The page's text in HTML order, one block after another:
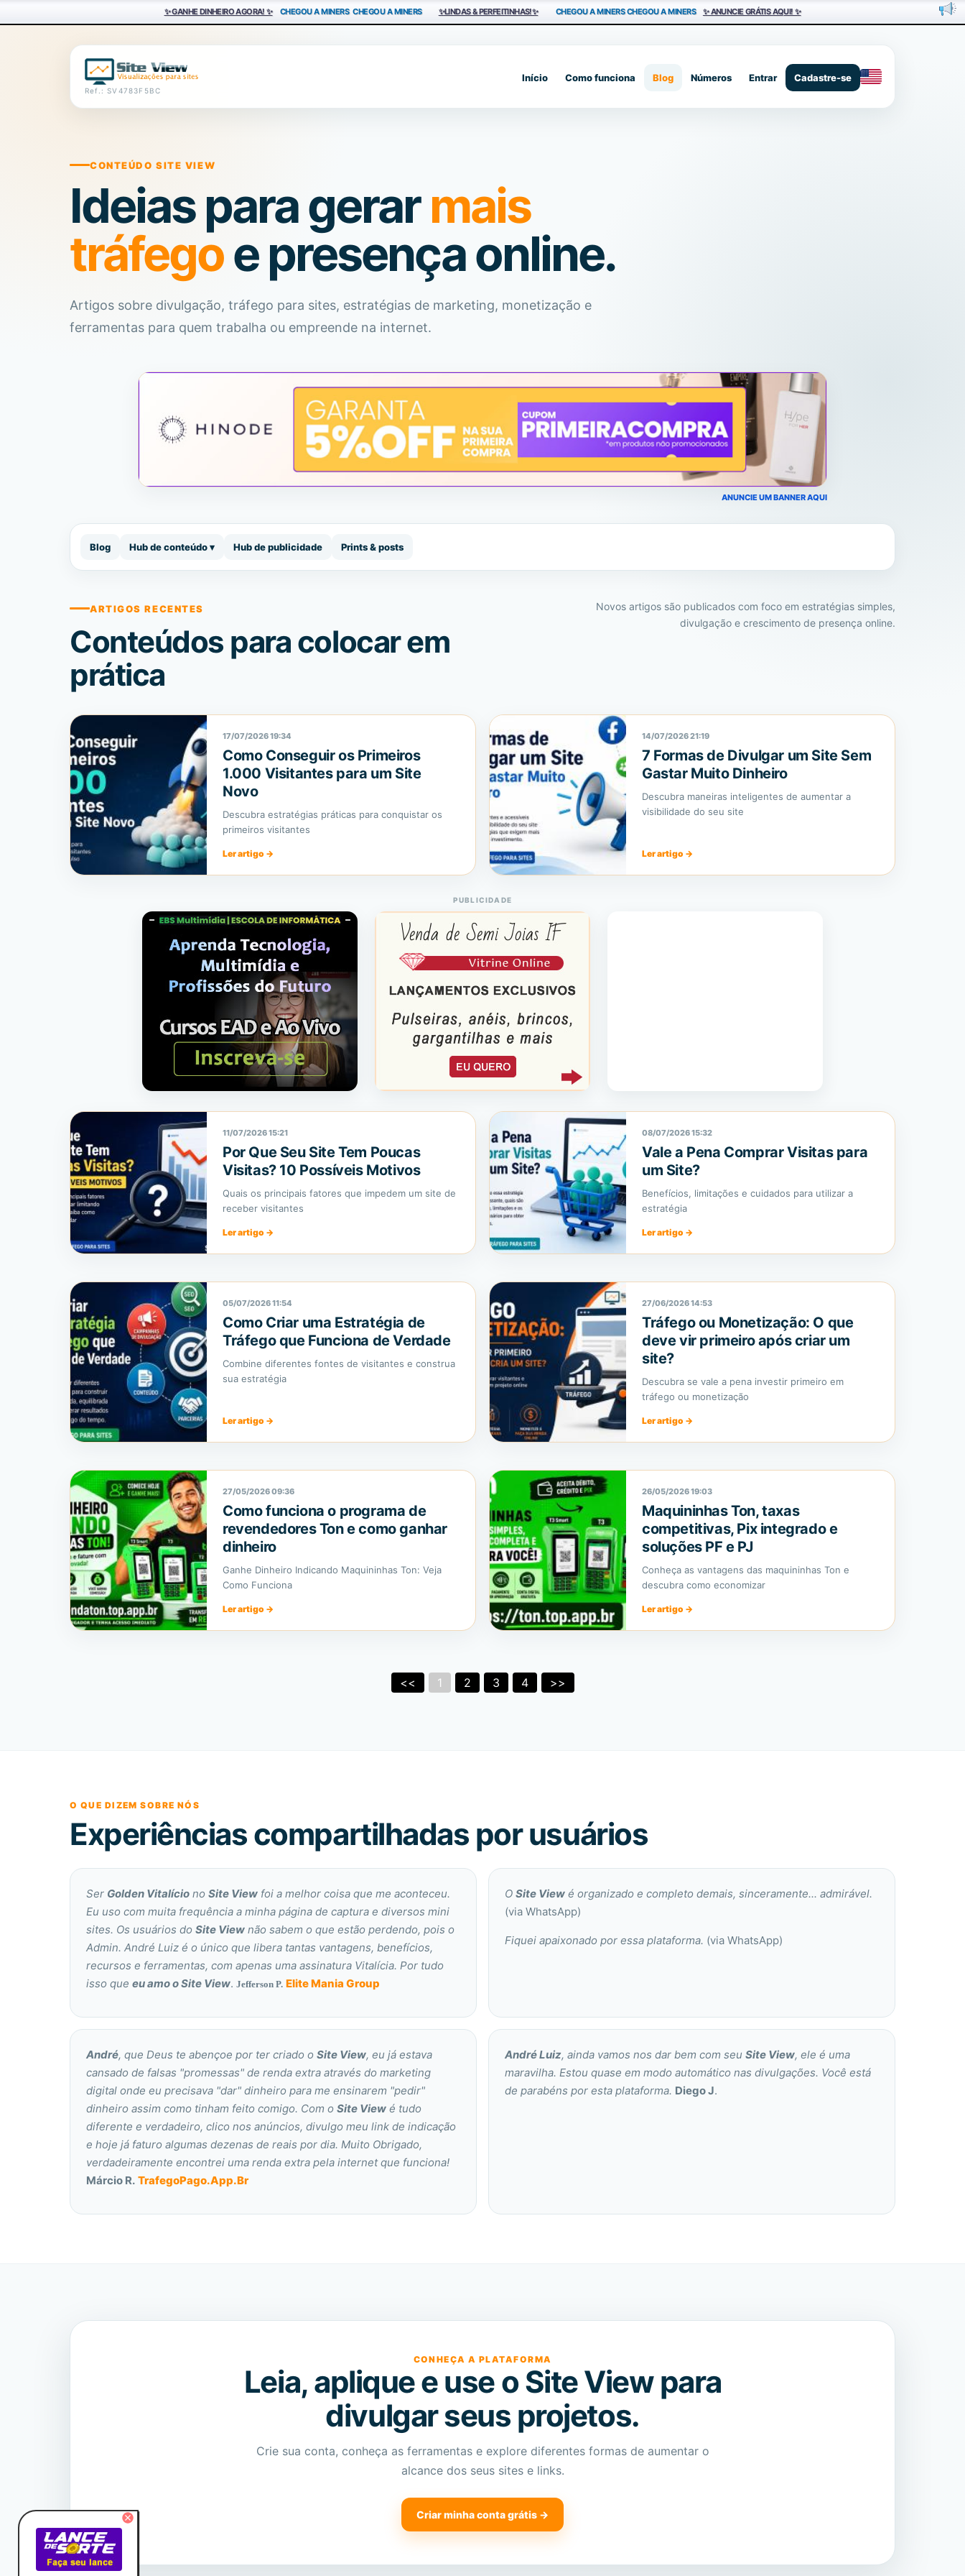
Ref.: SV4783F5BC
Início Como funciona Blog Números Entrar Cadastre-se
CONTEÚDO SITE VIEW
Ideias para gerarmais
tráfegoe presença online.
Artigos sobre divulgação, tráfego para sites, estratégias de marketing, monetização e
ferramentas para quem trabalha ou empreende na internet.
ANUNCIE UM BANNER AQUI
Blog Hub de conteúdo ▾ Hub de publicidade Prints & posts
ARTIGOS RECENTES
Conteúdos para colocar em
prática
Novos artigos são publicados com foco em estratégias simples,
divulgação e crescimento de presença online.
17/07/2026 19:34
Como Conseguir os Primeiros
1.000 Visitantes para um Site
Novo
Descubra estratégias práticas para conquistar os
primeiros visitantes
Ler artigo →
14/07/2026 21:19
7 Formas de Divulgar um Site Sem
Gastar Muito Dinheiro
Descubra maneiras inteligentes de aumentar a
visibilidade do seu site
Ler artigo →
PUBLICIDADE
11/07/2026 15:21
Por Que Seu Site Tem Poucas
Visitas? 10 Possíveis Motivos
Quais os principais fatores que impedem um site de
receber visitantes
Ler artigo →
08/07/2026 15:32
Vale a Pena Comprar Visitas para
um Site?
Benefícios, limitações e cuidados para utilizar a
estratégia
Ler artigo →
05/07/2026 11:54
Como Criar uma Estratégia de
Tráfego que Funciona de Verdade
Combine diferentes fontes de visitantes e construa
sua estratégia
Ler artigo →
27/06/2026 14:53
Tráfego ou Monetização: O que
deve vir primeiro após criar um
site?
Descubra se vale a pena investir primeiro em
tráfego ou monetização
Ler artigo →
27/05/2026 09:36
Como funciona o programa de
revendedores Ton e como ganhar
dinheiro
Ganhe Dinheiro Indicando Maquininhas Ton: Veja
Como Funciona
Ler artigo →
26/05/2026 19:03
Maquininhas Ton, taxas
competitivas, Pix integrado e
soluções PF e PJ
Conheça as vantagens das maquininhas Ton e
descubra como economizar
Ler artigo →
<< 1 2 3 4 >>
O QUE DIZEM SOBRE NÓS
Experiências compartilhadas por usuários
Ser Golden Vitalício no Site View foi a melhor coisa que me aconteceu.
Eu uso com muita frequência a minha página de captura e diversos mini
sites. Os usuários do Site View não sabem o que estão perdendo, pois o
Admin. André Luiz é o único que libera tantas vantagens, benefícios,
recursos e ferramentas, com apenas uma assinatura Vitalícia. Por tudo
isso que eu amo o Site View. Jefferson P. Elite Mania Group
O Site View é organizado e completo demais, sinceramente... admirável.
(via WhatsApp)
Fiquei apaixonado por essa plataforma. (via WhatsApp)
André, que Deus te abençoe por ter criado o Site View, eu já estava
cansado de falsas "promessas" de renda extra através do marketing
digital onde eu precisava "dar" dinheiro para me ensinarem "pedir"
dinheiro assim como tinham feito comigo. Com o Site View é tudo
diferente e verdadeiro, clico nos anúncios, divulgo meu link de indicação
e hoje já faturo algumas dezenas de reais por dia. Muito Obrigado,
verdadeiramente encontrei uma renda extra pela internet que funciona!
Márcio R. TrafegoPago.App.Br
André Luiz, ainda vamos nos dar bem com seu Site View, ele é uma
maravilha. Estou quase em modo automático nas divulgações. Você está
de parabéns por esta plataforma. Diego J.
CONHEÇA A PLATAFORMA
Leia, aplique e use o Site View para
divulgar seus projetos.
Crie sua conta, conheça as ferramentas e explore diferentes formas de aumentar o
alcance dos seus sites e links.
Criar minha conta grátis →
✨ GANHE DINHEIRO AGORA! ✨ CHEGOU A MINERS CHEGOU A MINERS ✨LINDAS & PERFEITINHAS!✨ CHEGOU A MINERS CHEGOU A MINERS ✨ ANUNCIE GRÁTIS AQUI! ✨